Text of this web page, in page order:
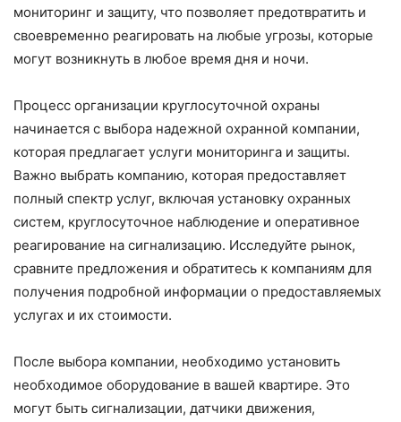
мониторинг и защиту, что позволяет предотвратить и
своевременно реагировать на любые угрозы, которые
могут возникнуть в любое время дня и ночи.
Процесс организации круглосуточной охраны
начинается с выбора надежной охранной компании,
которая предлагает услуги мониторинга и защиты.
Важно выбрать компанию, которая предоставляет
полный спектр услуг, включая установку охранных
систем, круглосуточное наблюдение и оперативное
реагирование на сигнализацию. Исследуйте рынок,
сравните предложения и обратитесь к компаниям для
получения подробной информации о предоставляемых
услугах и их стоимости.
После выбора компании, необходимо установить
необходимое оборудование в вашей квартире. Это
могут быть сигнализации, датчики движения,